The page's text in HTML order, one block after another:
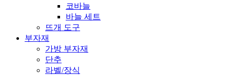
코바늘
바늘 세트
뜨개 도구
부자재
가방 부자재
단추
라벨/장식